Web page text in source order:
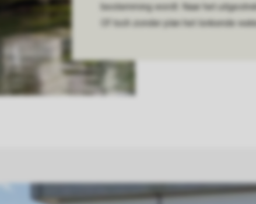
bestemming wordt. Naar het
Of toch zonder plan het lonkende